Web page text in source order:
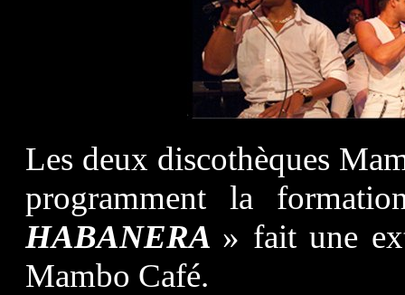
Les deux discothèques
programment la
HABANERA » fait une
Mambo Café.